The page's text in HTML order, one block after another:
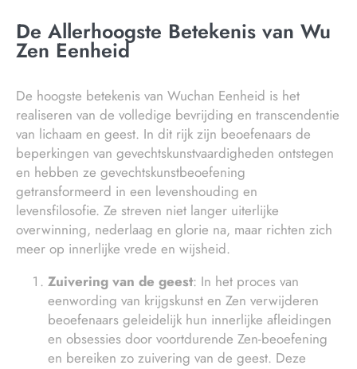
De Allerhoogste Betekenis van Wu
Zen Eenheid
De hoogste betekenis van Wuchan Eenheid is het
realiseren van de volledige bevrijding en transcendentie
van lichaam en geest. In dit rijk zijn beoefenaars de
beperkingen van gevechtskunstvaardigheden ontstegen
en hebben ze gevechtskunstbeoefening
getransformeerd in een levenshouding en
levensfilosofie. Ze streven niet langer uiterlijke
overwinning, nederlaag en glorie na, maar richten zich
meer op innerlijke vrede en wijsheid.
Zuivering van de geest: In het proces van
eenwording van krijgskunst en Zen verwijderen
beoefenaars geleidelijk hun innerlijke afleidingen
en obsessies door voortdurende Zen-beoefening
en bereiken zo zuivering van de geest. Deze